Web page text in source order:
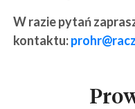
W razie pytań
kontaktu: